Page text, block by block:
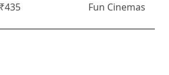
Fun Cinemas
₹435